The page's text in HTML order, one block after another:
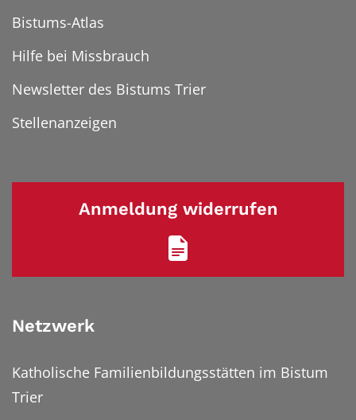
Bistums-Atlas
Hilfe bei Missbrauch
Newsletter des Bistums Trier
Stellenanzeigen
Anmeldung widerrufen
Netzwerk
Katholische Familienbildungsstätten im Bistum
Trier